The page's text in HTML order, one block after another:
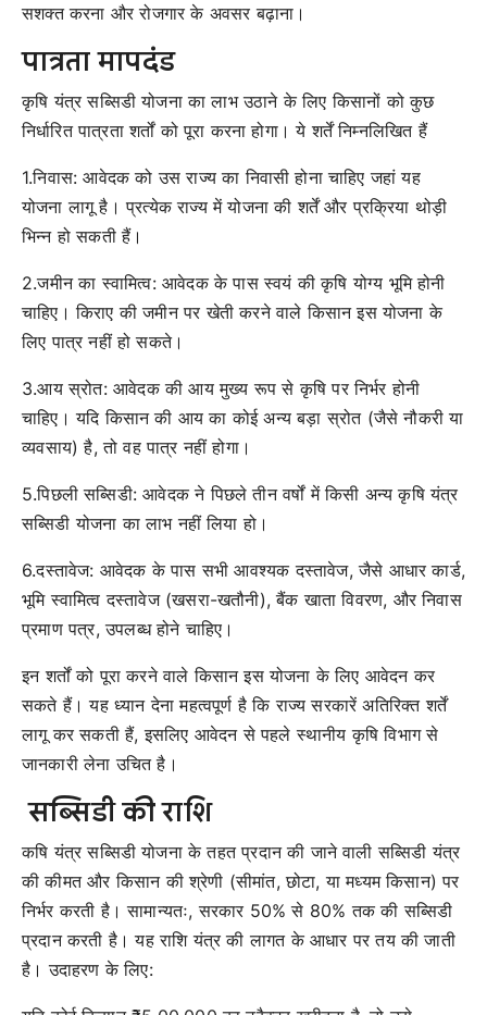
सशक्त करना और रोजगार के अवसर बढ़ाना।
पात्रता मापदंड
कृषि यंत्र सब्सिडी योजना का लाभ उठाने के लिए किसानों को कुछ
निर्धारित पात्रता शर्तों को पूरा करना होगा। ये शर्तें निम्नलिखित हैं
1.निवास: आवेदक को उस राज्य का निवासी होना चाहिए जहां यह
योजना लागू है। प्रत्येक राज्य में योजना की शर्तें और प्रक्रिया थोड़ी
भिन्न हो सकती हैं।
2.जमीन का स्वामित्व: आवेदक के पास स्वयं की कृषि योग्य भूमि होनी
चाहिए। किराए की जमीन पर खेती करने वाले किसान इस योजना के
लिए पात्र नहीं हो सकते।
3.आय स्रोत: आवेदक की आय मुख्य रूप से कृषि पर निर्भर होनी
चाहिए। यदि किसान की आय का कोई अन्य बड़ा स्रोत (जैसे नौकरी या
व्यवसाय) है, तो वह पात्र नहीं होगा।
5.पिछली सब्सिडी: आवेदक ने पिछले तीन वर्षों में किसी अन्य कृषि यंत्र
सब्सिडी योजना का लाभ नहीं लिया हो।
6.दस्तावेज: आवेदक के पास सभी आवश्यक दस्तावेज, जैसे आधार कार्ड,
भूमि स्वामित्व दस्तावेज (खसरा-खतौनी), बैंक खाता विवरण, और निवास
प्रमाण पत्र, उपलब्ध होने चाहिए।
इन शर्तों को पूरा करने वाले किसान इस योजना के लिए आवेदन कर
सकते हैं। यह ध्यान देना महत्वपूर्ण है कि राज्य सरकारें अतिरिक्त शर्तें
लागू कर सकती हैं, इसलिए आवेदन से पहले स्थानीय कृषि विभाग से
जानकारी लेना उचित है।
सब्सिडी की राशि
कषि यंत्र सब्सिडी योजना के तहत प्रदान की जाने वाली सब्सिडी यंत्र
की कीमत और किसान की श्रेणी (सीमांत, छोटा, या मध्यम किसान) पर
निर्भर करती है। सामान्यतः, सरकार 50% से 80% तक की सब्सिडी
प्रदान करती है। यह राशि यंत्र की लागत के आधार पर तय की जाती
है। उदाहरण के लिए: